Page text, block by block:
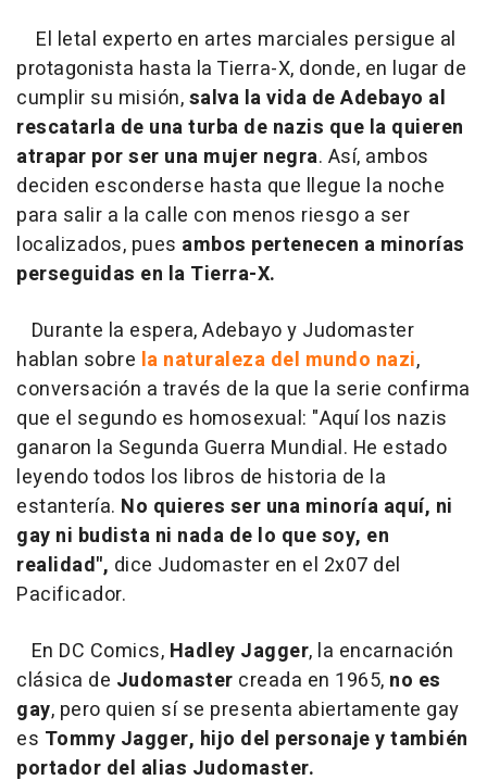
El letal experto en artes marciales persigue al
protagonista hasta la Tierra-X, donde, en lugar de
cumplir su misión,salva la vida de Adebayo al
rescatarla de una turba de nazis que la quieren
atrapar por ser una mujer negra. Así, ambos
deciden esconderse hasta que llegue la noche
para salir a la calle con menos riesgo a ser
localizados, pues ambos pertenecen a minorías
perseguidas en la Tierra-X.
Durante la espera, Adebayo y Judomaster
hablan sobre la naturaleza del mundo nazi,
conversación a través de la que la serie confirma
que el segundo es homosexual: "Aquí los nazis
ganaron la Segunda Guerra Mundial. He estado
leyendo todos los libros de historia de la
estantería. No quieres ser una minoría aquí, ni
gay ni budista ni nada de lo que soy, en
realidad", dice Judomaster en el 2x07 del
Pacificador.
En DC Comics, Hadley Jagger, la encarnación
clásica de Judomaster creada en 1965, no es
gay, pero quien sí se presenta abiertamente gay
es Tommy Jagger, hijo del personaje y también
portador del alias Judomaster.